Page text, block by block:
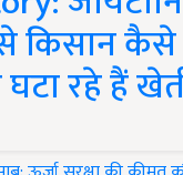
किसान कैसे
रहे हैं